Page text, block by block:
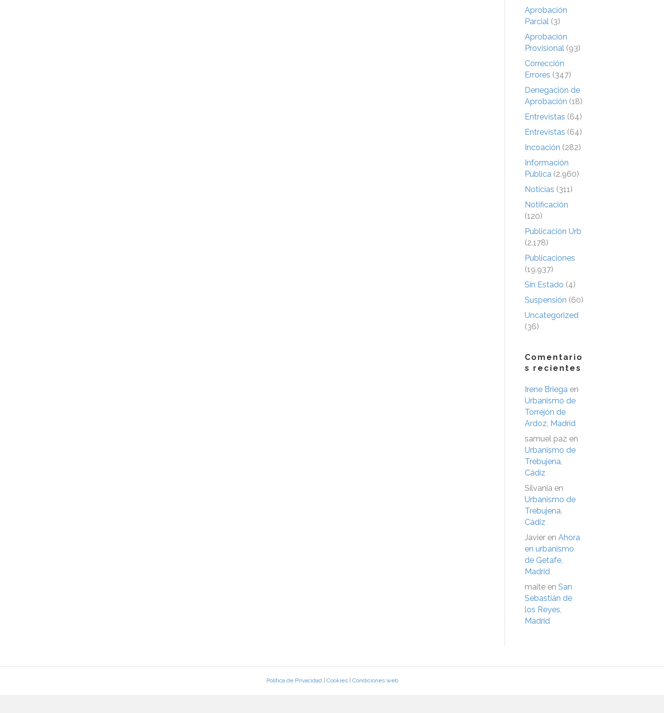
Aprobación
Parcial (3)
Aprobación
Provisional (93)
Corrección
Errores (347)
Denegación de
Aprobación (18)
Entrevistas (64)
Entrevistas (64)
Incoación (282)
Información
Pública (2.960)
Noticias (311)
Notificación
(120)
Publicación Urb
(2.178)
Publicaciones
(19.937)
Sin Estado (4)
Suspensión (60)
Uncategorized
(36)
Comentario
s recientes
Irene Briega en
Urbanismo de
Torrejón de
Ardoz, Madrid
samuel paz en
Urbanismo de
Trebujena,
Cádiz
Silvania en
Urbanismo de
Trebujena,
Cádiz
Javier en Ahora
en urbanismo
de Getafe,
Madrid
maite en San
Sebastián de
los Reyes,
Madrid
Política de Privacidad| Cookies| Condiciones web